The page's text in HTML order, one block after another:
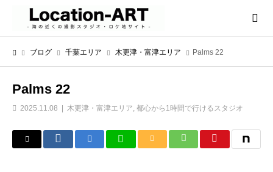
ブログ 千葉エリア 木更津・富津エリア Palms 22
Palms 22
2025.11.08 木更津・富津エリア 都心から1時間で行けるスタジオ